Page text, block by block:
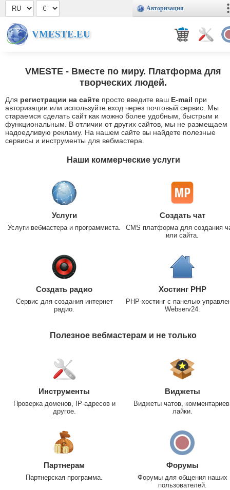
Авторизация
VMESTE.EU
VMESTE - Вместе по миру. Платформа для
творческих людей.
Для регистрации на сайте просто введите ваш E-mail при
авторизации или используйте вход через почтовый сервис. Мы
стараемся сделать сайт как можно более удобным, быстрым и
функциональным. В отличии от других сайтов, мы не размещаем
надоедливую рекламу. На нашем сайте вы найдете полезные
сервисы и инструменты для вебмастера.
Наши коммерческие услуги
Услуги
Услуги вебмастера и программиста.
Создать чат
CMS платформа для создания
или сайта.
Создать радио
Сервис для создания интернет
радио.
Хостинг PHP
PHP-хостинг с панелью
Webserv24.
Полезное вебмастерам и не только
Инструменты
Проверка доменов, IP-адресов и
другое.
Виджеты
Виджеты чатов,
лайки.
Партнерам
Партнерская программа.
Форумы
Форумы для общения наших
пользователей.